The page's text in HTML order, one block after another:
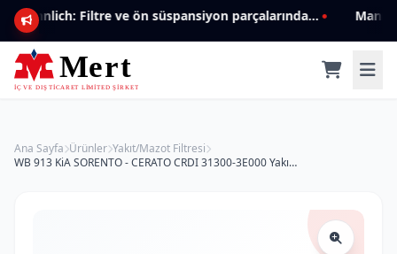
Mannlich: Filtre ve ön süspansiyon parçalarında genişleyen ürün yelpazesiyle kalite ve güven.
Ana Sayfa Ürünler Yakıt/Mazot Filtresi
WB 913 KiA SORENTO - CERATO CRDI 31300-3E000 Yakıt/Mazot Filtresi